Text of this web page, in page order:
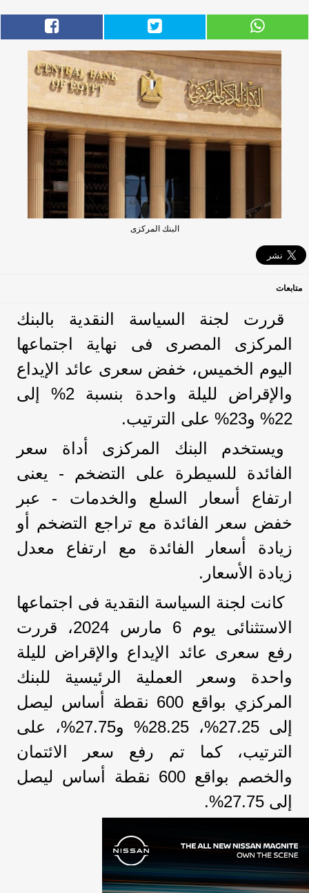
البنك المركزى
متابعات
قررت لجنة السياسة النقدية بالبنك
المركزى المصرى فى نهاية اجتماعها
اليوم الخميس، خفض سعرى عائد الإيداع
والإقراض لليلة واحدة بنسبة 2% إلى
22% و23% على الترتيب.
ويستخدم البنك المركزى أداة سعر
الفائدة للسيطرة على التضخم - يعنى
ارتفاع أسعار السلع والخدمات - عبر
خفض سعر الفائدة مع تراجع التضخم أو
زيادة أسعار الفائدة مع ارتفاع معدل
زيادة الأسعار.
كانت لجنة السياسة النقدية فى اجتماعها
الاستثنائى يوم 6 مارس 2024، قررت
رفع سعرى عائد الإيداع والإقراض لليلة
واحدة وسعر العملية الرئيسية للبنك
المركزي بواقع 600 نقطة أساس ليصل
إلى 27.25%، 28.25% و27.75%، على
الترتيب، كما تم رفع سعر الائتمان
والخصم بواقع 600 نقطة أساس ليصل
إلى 27.75%.